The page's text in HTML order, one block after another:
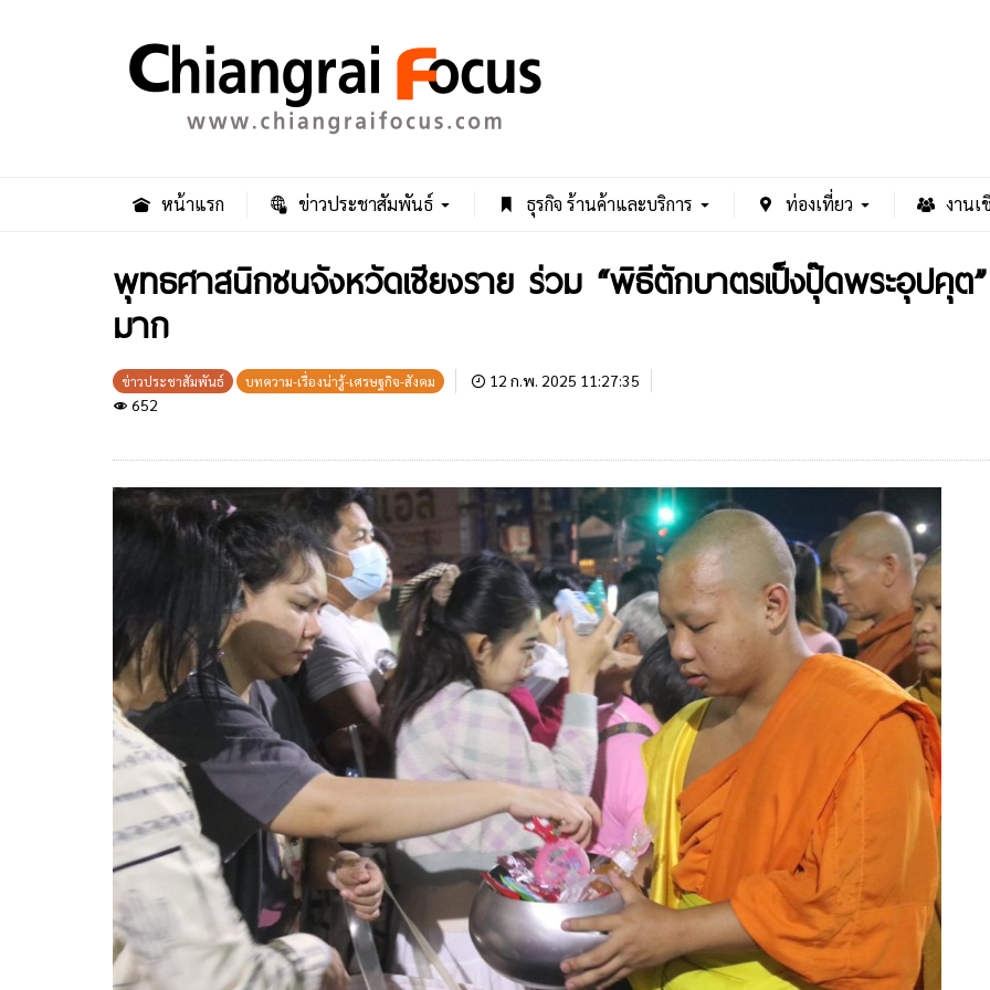
หน้าแรก ข่าวประชาสัมพันธ์ ธุรกิจ ร้านค้าและบริการ ท่องเที่ยว งานเ
พุทธศาสนิกชนจังหวัดเชียงราย ร่วม “พิธีตักบาตรเป็งปุ๊ดพระอุปคุต
มาก
ข่าวประชาสัมพันธ์ บทความ-เรื่องน่ารู้-เศรษฐกิจ-สังคม
12 ก.พ. 2025 11:27:35
652